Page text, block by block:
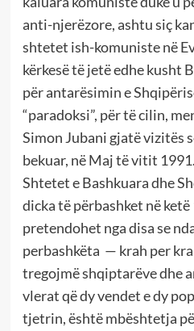
anti-njerëzore, ashtu siç
shtetet ish-komuniste në
kërkesë të jetë edhe kusht
për antarësimin e
“paradoksi”, për të cilin,
Simon Jubani gjatë vizitës
bekuar, në Maj të vitit
Shtetet e Bashkuara dhe
dicka të përbashket në
pretendohet nga disa se
perbashkëta — krah per
tregojmë shqiptarëve dhe
vlerat që dy vendet e dy
tjetrin, është mbështetja